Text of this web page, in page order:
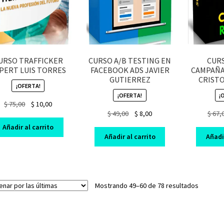
TRAFFICKER
LUIS TORRES
¡OFERTA!
$75,00
Original
was:
$ 75,00.
$ 10,00Current
is:
$ 10,00.
Añadir al carrito
CURSO A/B TESTING EN
FACEBOOK ADS JAVIER
GUTIERREZ
¡OFERTA!
$49,00
Original
was:
$ 49,00.
$ 8,00Current
is:
$ 8,00.
Añadir al carrito
$
Mostrando 49–60 de 78 resultadosSorted